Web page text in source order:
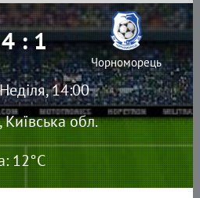
14:00
обл.
4 : 1
Чорноморець
12°C